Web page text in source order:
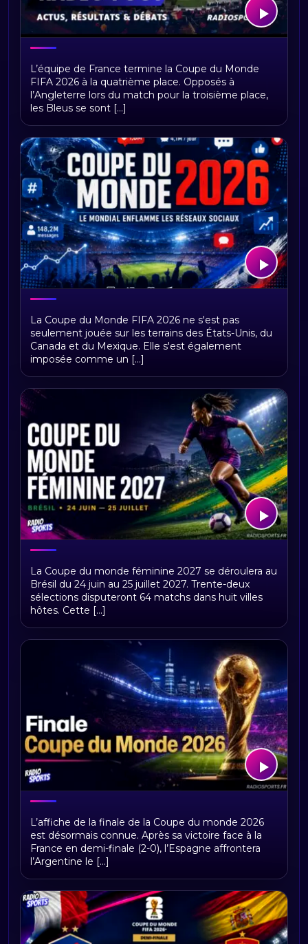
France – Angleterre : les Bleus
terminent quatrièmes de la Coupe du
Monde 2026
L’équipe de France termine la Coupe du Monde
FIFA 2026 à la quatrième place. Opposés à
l’Angleterre lors du match pour la troisième place,
les Bleus se sont [...]
Coupe du Monde 2026 : un Mondial qui
bat aussi des records sur les réseaux
sociaux
La Coupe du Monde FIFA 2026 ne s'est pas
seulement jouée sur les terrains des États-Unis, du
Canada et du Mexique. Elle s'est également
imposée comme un [...]
Coupe du monde féminine 2027 :
calendrier et résultats
La Coupe du monde féminine 2027 se déroulera au
Brésil du 24 juin au 25 juillet 2027. Trente-deux
sélections disputeront 64 matchs dans huit villes
hôtes. Cette [...]
Finale Coupe du Monde 2026 :
Espagne - Argentine
L’affiche de la finale de la Coupe du monde 2026
est désormais connue. Après sa victoire face à la
France en demi-finale (2-0), l’Espagne affrontera
l’Argentine le [...]